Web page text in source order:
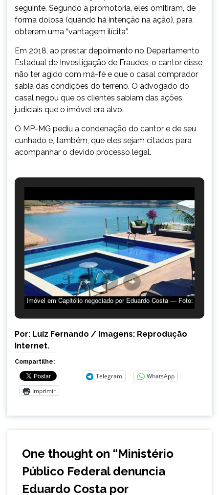
seguinte. Segundo a promotoria, eles omitiram, de
forma dolosa (quando há intenção na ação), para
obterem uma “vantagem ilícita”.
Em 2018, ao prestar depoimento no Departamento
Estadual de Investigação de Fraudes, o cantor disse
não ter agido com má-fé e que o casal comprador
sabia das condições do terreno. O advogado do
casal negou que os clientes sabiam das ações
judiciais que o imóvel era alvo.
O MP-MG pediu a condenação do cantor e de seu
cunhado e, também, que eles sejam citados para
acompanhar o devido processo legal.
Imóvel em Capitólio negociado por Eduardo Costa — Foto:
Por: Luiz Fernando / Imagens: Reprodução
Internet.
Compartilhe:
Telegram
WhatsApp
Imprimir
One thought on “Ministério
Público Federal denuncia
Eduardo Costa por